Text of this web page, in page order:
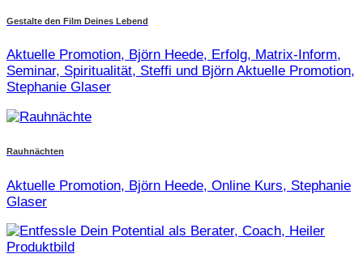
Gestalte den Film Deines Lebend
Aktuelle Promotion, Björn Heede, Erfolg, Matrix-Inform,
Seminar, Spiritualität, Steffi und Björn Aktuelle Promotion,
Stephanie Glaser
Rauhnächten
Aktuelle Promotion, Björn Heede, Online Kurs, Stephanie
Glaser